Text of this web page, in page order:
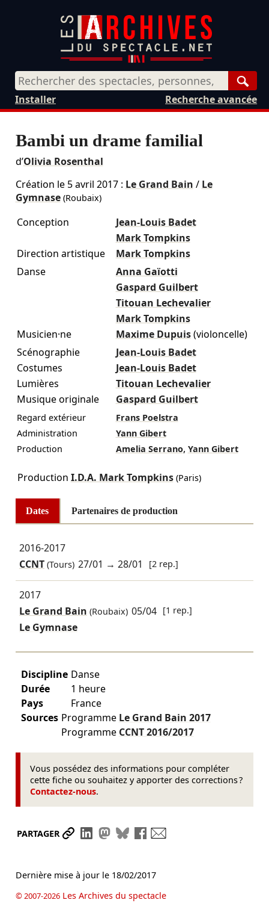
Recherche avancée
Installer
Bambi un drame familial
d’Olivia Rosenthal
Création le 5 avril 2017: Le Grand Bain / Le
Gymnase(Roubaix)
Conception
Jean-Louis Badet
Mark Tompkins
Direction artistique
Mark Tompkins
Danse
Anna Gaïotti
Gaspard Guilbert
Titouan Lechevalier
Mark Tompkins
Musicien·ne
Maxime Dupuis (violoncelle)
Scénographie
Jean-Louis Badet
Costumes
Jean-Louis Badet
Lumières
Titouan Lechevalier
Musique originale
Gaspard Guilbert
Regard extérieur
Frans Poelstra
Administration
Yann Gibert
Production
Amelia Serrano, Yann Gibert
Production I.D.A. Mark Tompkins(Paris)
Dates Partenaires de production
2016-2017
CCNT(Tours) 27/01 →28/01 [2 rep.]
2017
Le Grand Bain (Roubaix) 05/04 [1 rep.]
Le Gymnase
Discipline Danse
Durée
1 heure
Pays
France
Sources Programme Le Grand Bain 2017
Programme CCNT2016/2017
Vous possédez des informations pour compléter
cette fiche ou souhaitez y apporter des corrections ?
Contactez-nous.
PARTAGER Partager le lien
Partager sur LinkedIn
Partager sur Mastodon
Partager sur Bluesky
Partager sur Facebook
Dernière mise à jour le 18/02/2017
© 2007-2026Les Archives du spectacle